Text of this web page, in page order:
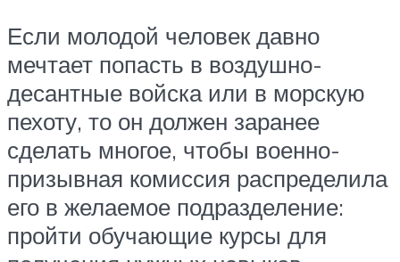
Если молодой человек давно
мечтает попасть в воздушно-
десантные войска или в морскую
пехоту, то он должен заранее
сделать многое, чтобы военно-
призывная комиссия распределила
его в желаемое подразделение:
пройти обучающие курсы для